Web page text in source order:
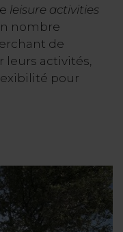
leisure activities
nombre
de
leurs activités,
pour